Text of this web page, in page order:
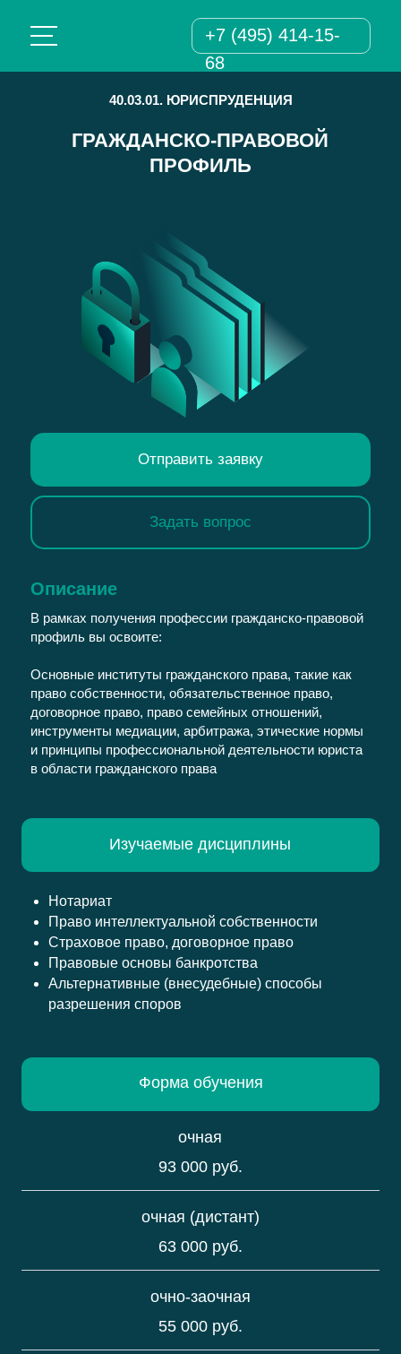
+7 (495) 414-15-
68
40.03.01. ЮРИСПРУДЕНЦИЯ
ГРАЖДАНСКО-ПРАВОВОЙ
ПРОФИЛЬ
Отправить заявку
Задать вопрос
Описание
В рамках получения профессии гражданско-правовой
профиль вы освоите:
Основные институты гражданского права, такие как
право собственности, обязательственное право,
договорное право, право семейных отношений,
инструменты медиации, арбитража, этические нормы
и принципы профессиональной деятельности юриста
в области гражданского права
Нотариат
Право интеллектуальной собственности
Страховое право, договорное право
Правовые основы банкротства
Альтернативные (внесудебные) способы
разрешения споров
Изучаемые дисциплины
Форма обучения
Стоимость
очная
очная (дистант)
очно-заочная
93 000 руб.
63 000 руб.
55 000 руб.